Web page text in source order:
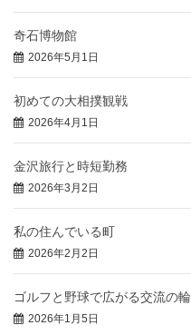
奇石博物館
2026年5月1日
初めての大相撲観戦
2026年4月1日
金沢旅行と時短勤務
2026年3月2日
私の住んでいる町
2026年2月2日
ゴルフと野球で広がる交流の輪
2026年1月5日